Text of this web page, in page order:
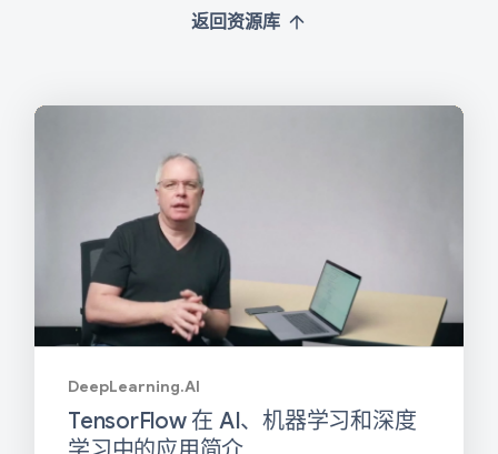
返回资源库
DeepLearning.AI
TensorFlow 在 AI、机器学习和深度